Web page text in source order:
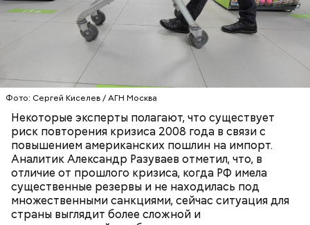
Фото: Сергей Киселев / АГН Москва
Некоторые эксперты полагают, что существует
риск повторения кризиса 2008 года в связи с
повышением американских пошлин на импорт.
Аналитик Александр Разуваев отметил, что, в
отличие от прошлого кризиса, когда РФ имела
существенные резервы и не находилась под
множественными санкциями, сейчас ситуация для
страны выглядит более сложной и